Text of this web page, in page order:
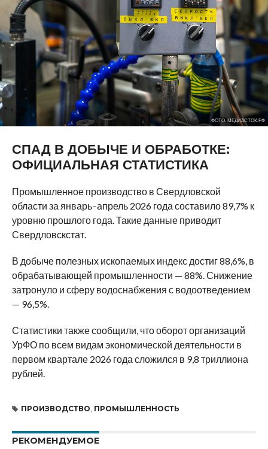
ФОТО: МЕДИАСТОК.РФ
СПАД В ДОБЫЧЕ И ОБРАБОТКЕ:
ОФИЦИАЛЬНАЯ СТАТИСТИКА
Промышленное производство в Свердловской
области за январь–апрель 2026 года составило 89,7% к
уровню прошлого года. Такие данные приводит
Свердловскстат.
В добыче полезных ископаемых индекс достиг 88,6%, в
обрабатывающей промышленности — 88%. Снижение
затронуло и сферу водоснабжения с водоотведением
— 96,5%.
Статистики также сообщили, что оборот организаций
УрФО по всем видам экономической деятельности в
первом квартале 2026 года сложился в 9,8 триллиона
рублей.
ПРОИЗВОДСТВО ПРОМЫШЛЕННОСТЬ
РЕКОМЕНДУЕМОЕ